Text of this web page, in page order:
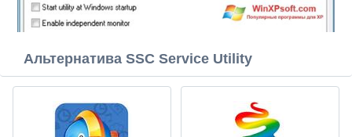
Альтернатива SSC Service Utility